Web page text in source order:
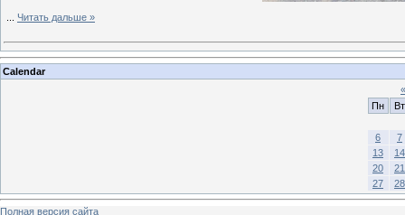
Читать дальше »
Calendar
«
Пн
Вт
6
7
13
14
20
21
27
28
Полная версия сайта